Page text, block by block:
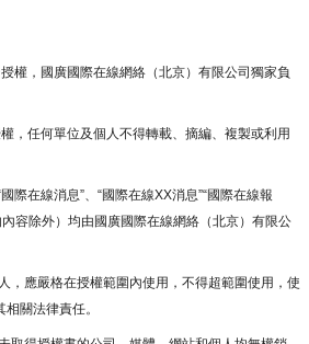
權，國廣國際在線網絡（北京）有限公司獨家負
，任何單位及個人不得轉載、摘編、複製或利用
際在線消息”、“國際在線XX消息”“國際在線報
容除外）均由國廣國際在線網絡（北京）有限公
，應嚴格在授權範圍內使用，不得超範圍使用，使
關法律責任。